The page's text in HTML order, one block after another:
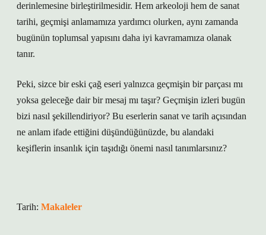
derinlemesine birleştirilmesidir. Hem arkeoloji hem de sanat
tarihi, geçmişi anlamamıza yardımcı olurken, aynı zamanda
bugünün toplumsal yapısını daha iyi kavramamıza olanak
tanır.
Peki, sizce bir eski çağ eseri yalnızca geçmişin bir parçası mı
yoksa geleceğe dair bir mesaj mı taşır? Geçmişin izleri bugün
bizi nasıl şekillendiriyor? Bu eserlerin sanat ve tarih açısından
ne anlam ifade ettiğini düşündüğünüzde, bu alandaki
keşiflerin insanlık için taşıdığı önemi nasıl tanımlarsınız?
Tarih: Makaleler